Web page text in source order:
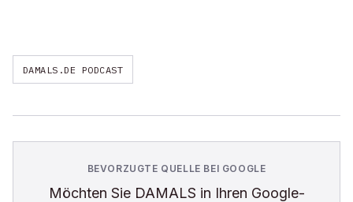
DAMALS.DE PODCAST
BEVORZUGTE QUELLE BEI GOOGLE
Möchten Sie DAMALS in Ihren Google-